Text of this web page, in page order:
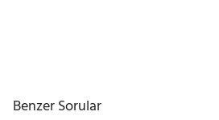
Benzer Sorular